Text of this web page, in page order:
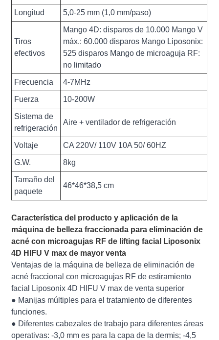
Longitud 5,0-25 mm (1,0 mm/paso)
Tiros
efectivos
Mango 4D: disparos de 10.000 Mango V
máx.: 60.000 disparos Mango Liposonix:
525 disparos Mango de microaguja RF:
no limitado
Frecuencia 4-7MHz
Fuerza 10-200W
Sistema de
refrigeración
Aire + ventilador de refrigeración
Voltaje CA 220V/ 110V 10A 50/ 60HZ
G.W. 8kg
Tamaño del
paquete
46*46*38,5 cm
Característica del producto y aplicación de la
máquina de belleza fraccionada para eliminación de
acné con microagujas RF de lifting facial Liposonix
4D HIFU V max de mayor venta
Ventajas de la máquina de belleza de eliminación de
acné fraccional con microagujas RF de estiramiento
facial Liposonix 4D HIFU V max de venta superior
● Manijas múltiples para el tratamiento de diferentes
funciones.
● Diferentes cabezales de trabajo para diferentes áreas
operativas: -3,0 mm es para la capa de la dermis; -4,5